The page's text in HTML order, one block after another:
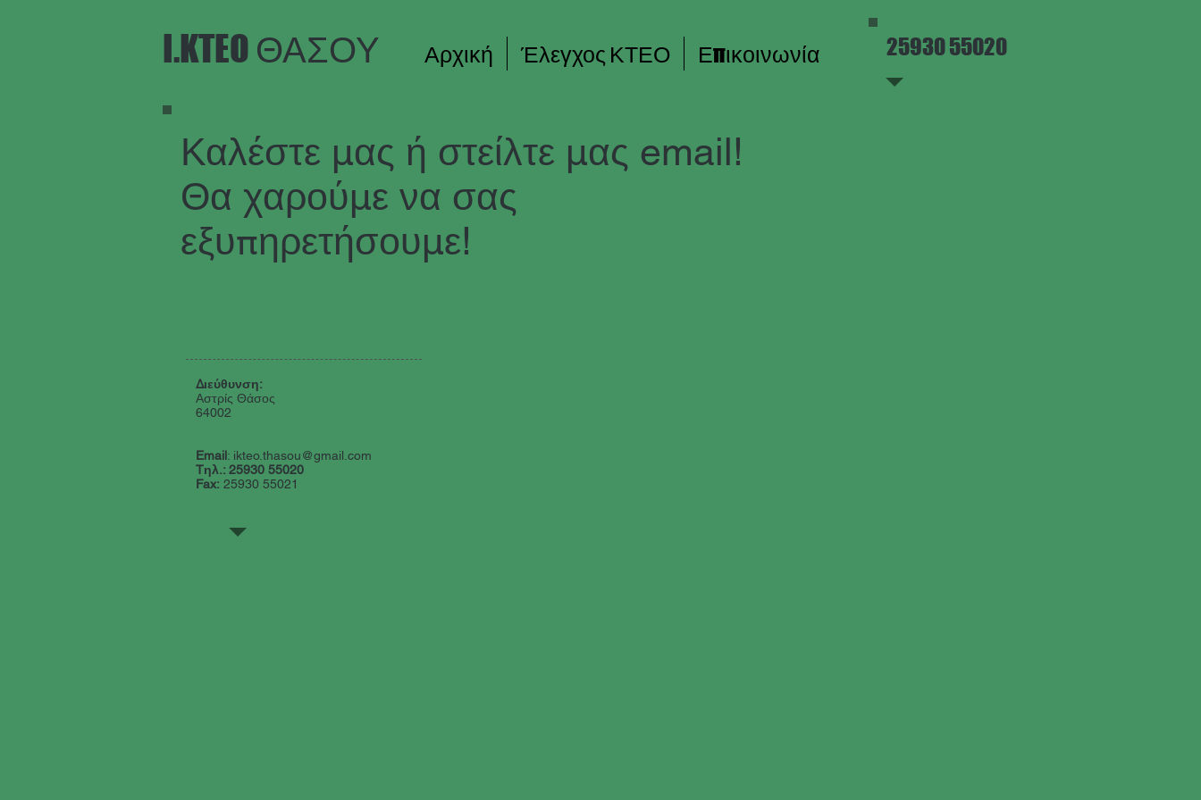
25930 55020
I.KTEO ΘΑΣΟΥ Αρχική Έλεγχος ΚΤΕΟ Επικοινωνία
Καλέστε μας ή στείλτε μας email!
Θα χαρούμε να σας
εξυπηρετήσουμε!
Διεύθυνση:
Αστρίς Θάσος
64002
Email: ikteo.thasou@gmail.com
Tηλ.: 25930 55020
Fax: 25930 55021